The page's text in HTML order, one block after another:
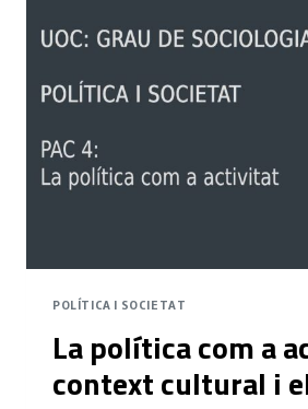
RESULTATS.
REPTES
TRANSFORMACIONS
POLÍTICA I SOCIETAT
La política com a
context cultural i